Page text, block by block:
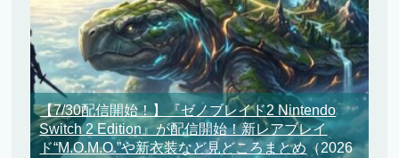
【7/30配信開始！】『ゼノブレイド2 Nintendo
Switch 2 Edition』が配信開始！新レアブレイ
ド“M.O.M.O.”や新衣装など見どころまとめ（2026